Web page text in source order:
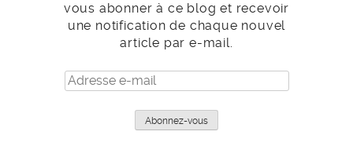
vous abonner à ce blog et recevoir
une notification de chaque nouvel
article par e-mail.
Adresse
e-
Abonnez-vous